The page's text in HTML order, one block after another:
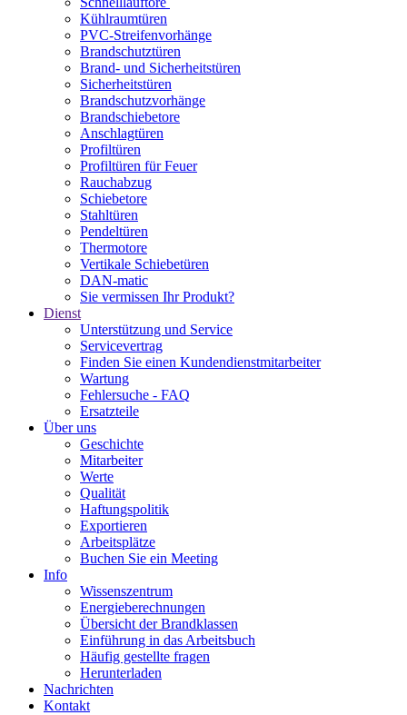
Kühlraumtüren
PVC-Streifenvorhänge
Brandschutztüren
Brand- und Sicherheitstüren
Sicherheitstüren
Brandschutzvorhänge
Brandschiebetore
Anschlagtüren
Profiltüren
Profiltüren für Feuer
Rauchabzug
Schiebetore
Stahltüren
Pendeltüren
Thermotore
Vertikale Schiebetüren
DAN-matic
Sie vermissen Ihr Produkt?
Dienst
Unterstützung und Service
Servicevertrag
Finden Sie einen Kundendienstmitarbeiter
Wartung
Fehlersuche - FAQ
Ersatzteile
Über uns
Geschichte
Mitarbeiter
Werte
Qualität
Haftungspolitik
Exportieren
Arbeitsplätze
Buchen Sie ein Meeting
Info
Wissenszentrum
Energieberechnungen
Übersicht der Brandklassen
Einführung in das Arbeitsbuch
Häufig gestellte fragen
Herunterladen
Nachrichten
Kontakt